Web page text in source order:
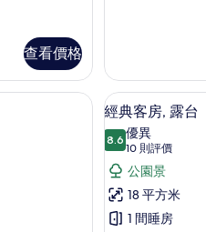
查看價格
片
情
| 房內夾萬、書桌、隔音、可攜式嬰兒床
載
入
所
有
經
典
3
經典客房, 露台
8.68.6 分，滿分 10 分
優異
10 則評價
(10
則
評
價)
公園景
18 平方米
1 間睡房